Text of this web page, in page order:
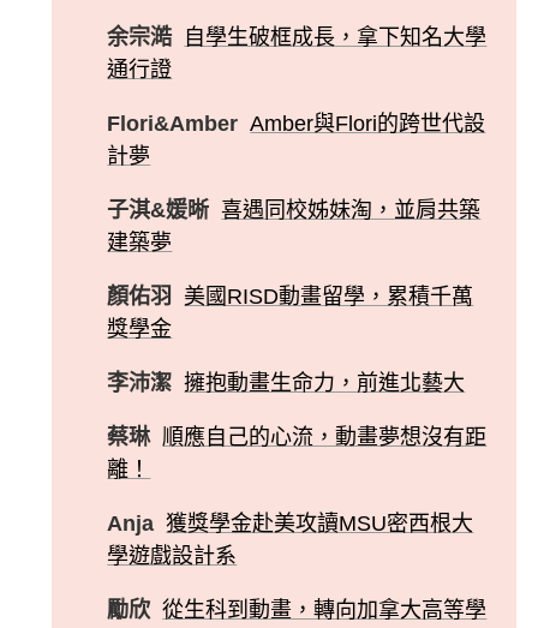
余宗澔
自學生破框成長，拿下知名大學
通行證
Flori&Amber Amber與Flori的跨世代設
計夢
子淇&媛晰 喜遇同校姊妹淘，並肩共築
建築夢
顏佑羽
美國RISD動畫留學，累積千萬
獎學金
李沛潔 擁抱動畫生命力，前進北藝大
蔡琳 順應自己的心流，動畫夢想沒有距
離！
Anja 獲獎學金赴美攻讀MSU密西根大
學遊戲設計系
勵欣 從生科到動畫，轉向加拿大高等學